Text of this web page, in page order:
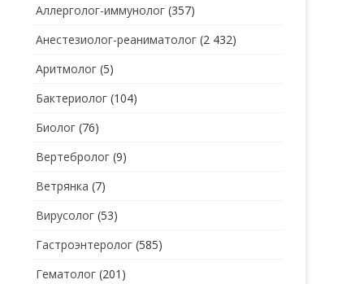
СТОМАТОЛОГ
СТОМАТОЛОГ-ОРТОДОНТ
ЭНДОКРИНОЛОГ
Аллерголог-иммунолог (357)
Анестезиолог-реаниматолог (2 432)
Аритмолог (5)
Бактериолог (104)
Биолог (76)
Вертебролог (9)
Ветрянка (7)
Вирусолог (53)
Гастроэнтеролог (585)
Гематолог (201)